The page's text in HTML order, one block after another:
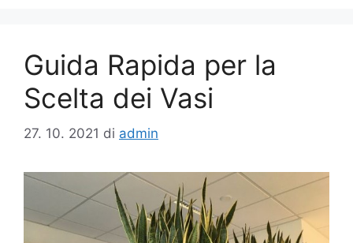
Guida Rapida per la
Scelta dei Vasi
27. 10. 2021 di admin